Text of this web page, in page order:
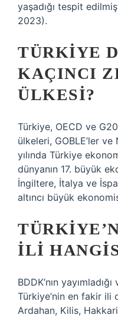
yaşadığı tespit
2023).
TÜRKIYE
KAÇINCI
ÜLKESI?
Türkiye, OECD ve
ülkeleri, GOBLE’ler
yılında Türkiye
dünyanın 17. büyük
İngiltere, İtalya ve
altıncı büyük
ILI
BDDK’nın
Türkiye’nin en fakir ili
Ardahan, Kilis,